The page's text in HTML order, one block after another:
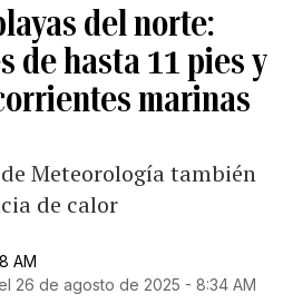
del norte:
de hasta 11 pies y
marinas
Meteorología también
de calor
AM
26 de agosto de 2025 - 8:34 AM